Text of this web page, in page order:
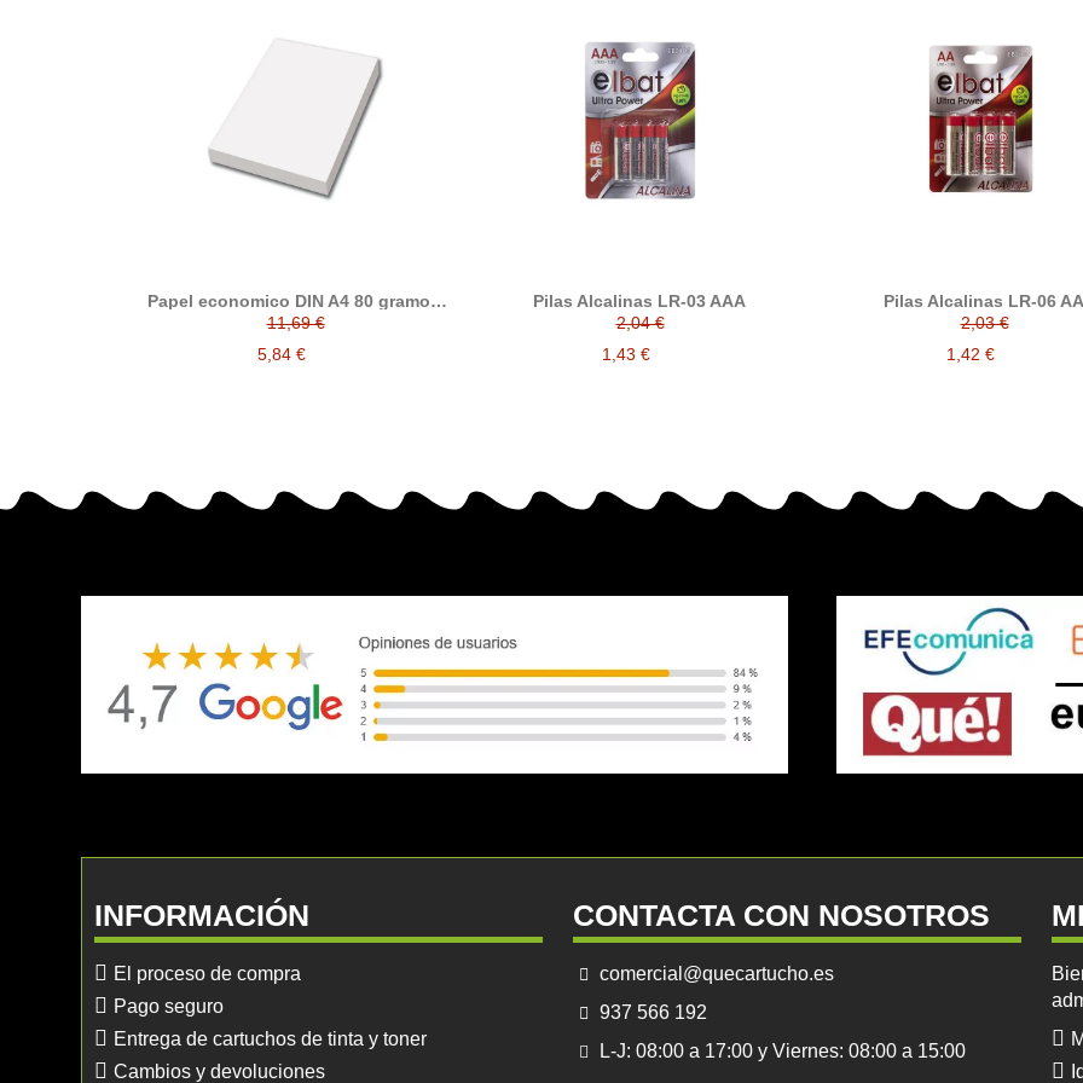
Papel economico DIN A4 80 gramos,
paquete 500 folios
11,69 €
5,84 €
Pilas Alcalinas LR-03 AAA
2,04 €
1,43 €
Pilas Alcalinas LR-06
2,03 €
1,42 €
INFORMACIÓN
El proceso de compra
Pago seguro
Entrega de cartuchos de tinta y toner
Cambios y devoluciones
CONTACTA CON NOSOTROS
comercial@quecartucho.es
937 566 192
L-J: 08:00 a 17:00 y Viernes: 08:00 a 15:00